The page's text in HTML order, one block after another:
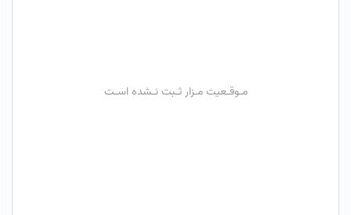
مـوقـعیت مـزار ثـبت نـشده اسـت